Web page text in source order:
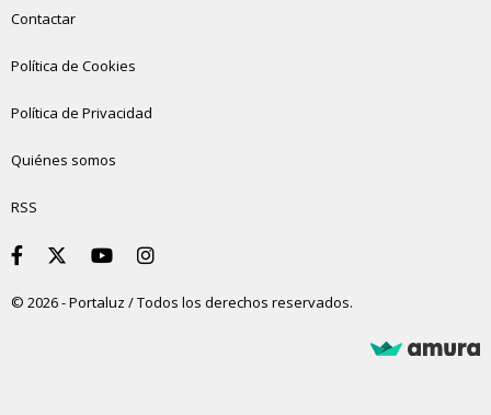
Contactar
Política de Cookies
Política de Privacidad
Quiénes somos
RSS
© 2026 - Portaluz / Todos los derechos reservados.